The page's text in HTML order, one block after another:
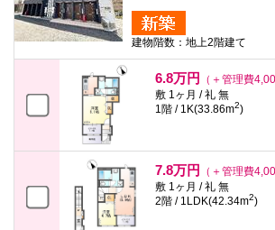
建物階数：地上2階建て
6.8万円
（＋管理費
敷 1ヶ月 / 礼 無
1階 / 1K(33.86m2)
7.8万円
（＋管理費
敷 1ヶ月 / 礼 無
2階 / 1LDK(42.34m2)